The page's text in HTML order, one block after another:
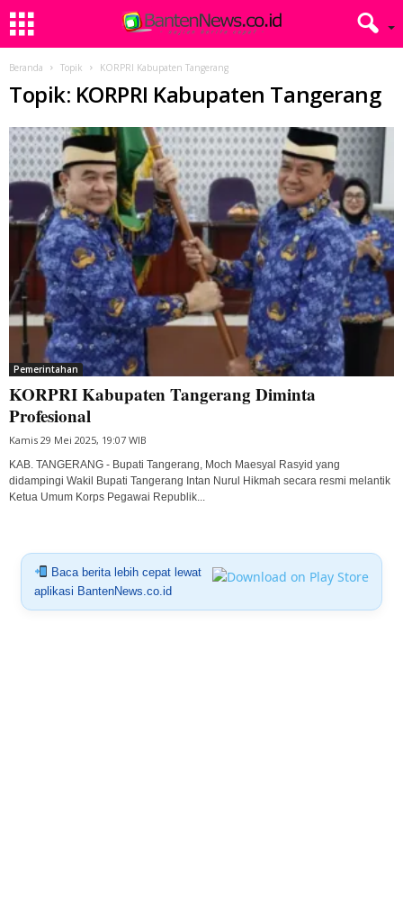
Beranda Topik KORPRI Kabupaten Tangerang
Topik: KORPRI Kabupaten Tangerang
Pemerintahan
KORPRI Kabupaten Tangerang Diminta
Profesional
Kamis 29 Mei 2025, 19:07 WIB
KAB. TANGERANG - Bupati Tangerang, Moch Maesyal Rasyid yang
didampingi Wakil Bupati Tangerang Intan Nurul Hikmah secara resmi melantik
Ketua Umum Korps Pegawai Republik...
Baca berita lebih cepat lewat
aplikasi BantenNews.co.id